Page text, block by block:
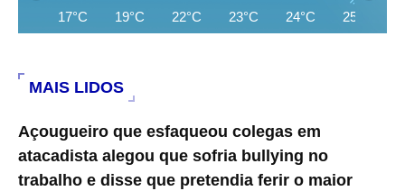
17°C 19°C 22°C 23°C 24°C 25°C
MAIS LIDOS
Açougueiro que esfaqueou colegas em
atacadista alegou que sofria bullying no
trabalho e disse que pretendia ferir o maior